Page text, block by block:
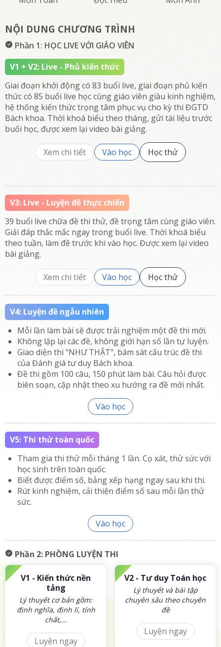
NỘI DUNG CHƯƠNG TRÌNH
Phần 1: HỌC LIVE VỚI GIÁO VIÊN
V1 + V2: Live - Phủ kiến thức
Giai đoạn khởi động có 83 buổi live, giai đoạn phủ kiến
thức có 85 buổi live học cùng giáo viên giàu kinh nghiệm,
hệ thống kiến thức trọng tâm phục vụ cho kỳ thi ĐGTD
Bách khoa. Thời khoá biểu theo tháng, gửi tài liệu trước
buổi học, được xem lại video bài giảng.
Xem chi tiết Vào học Học thử
V3: Live - Luyện đề thực chiến
39 buổi live chữa đề thi thử, đề trọng tâm cùng giáo viên.
Giải đáp thắc mắc ngay trong buổi live. Thời khoá biểu
theo tuần, làm đề trước khi vào học. Được xem lại video
bài giảng.
Xem chi tiết Vào học Học thử
V4: Luyện đề ngẫu nhiên
Mỗi lần làm bài sẽ được trải nghiệm một đề thi mới.
Không lặp lại các đề, không giới hạn số lần tự luyện.
Giao diện thi "NHƯ THẬT", bám sát cấu trúc đề thi
của Đánh giá tư duy Bách khoa.
Đề thi gồm 100 câu, 150 phút làm bài. Câu hỏi được
biên soạn, cập nhật theo xu hướng ra đề mới nhất.
Vào học
V5: Thi thử toàn quốc
Tham gia thi thử mỗi tháng 1 lần. Cọ xát, thử sức với
học sinh trên toàn quốc.
Biết được điểm số, bảng xếp hạng ngay sau khi thi.
Rút kinh nghiệm, cải thiện điểm số sau mỗi lần thử
sức.
Vào học
Phần 2: PHÒNG LUYỆN THI
V1 - Kiến thức nền
tảng
Lý thuyết cơ bản gồm:
định nghĩa, định lí, tính
chất,...
Luyện ngay
V2 - Tư duy Toán học
Lý thuyết và bài tập
chuyên sâu theo chuyên
đề
Luyện ngay